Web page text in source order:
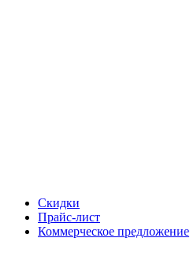
Скидки
Прайс-лист
Коммерческое предложение